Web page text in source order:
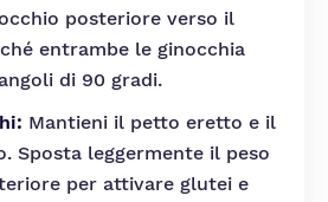
posteriore verso il
entrambe le ginocchia
di 90 gradi.
Mantieni il petto eretto e il
Sposta leggermente il peso
per attivare glutei e